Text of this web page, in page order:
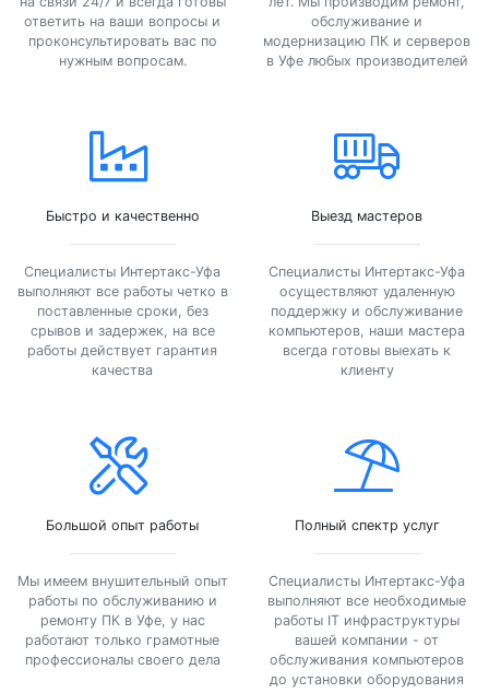
ответить на ваши вопросы и
проконсультировать вас по
нужным вопросам.
обслуживание и
модернизацию ПК и серверов
в Уфе любых производителей
Быстро и качественно
Специалисты Интертакс-Уфа
выполняют все работы четко в
поставленные сроки, без
срывов и задержек, на все
работы действует гарантия
качества
Выезд мастеров
Специалисты Интертакс-Уфа
осуществляют удаленную
поддержку и обслуживание
компьютеров, наши мастера
всегда готовы выехать к
клиенту
Большой опыт работы
Мы имеем внушительный опыт
работы по обслуживанию и
ремонту ПК в Уфе, у нас
работают только грамотные
профессионалы своего дела
Полный спектр услуг
Специалисты Интертакс-Уфа
выполняют все необходимые
работы IT инфраструктуры
вашей компании - от
обслуживания компьютеров
до установки оборудования